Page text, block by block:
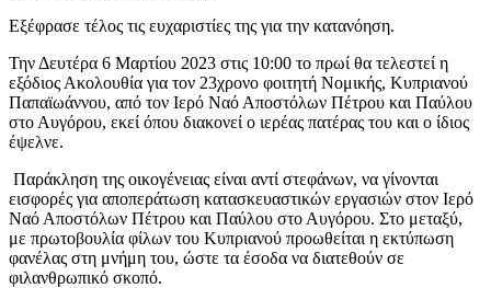
Εξέφρασε τέλος τις ευχαριστίες της για την κατανόηση.
Την Δευτέρα 6 Μαρτίου 2023 στις 10:00 το πρωί θα τελεστεί η
εξόδιος Ακολουθία για τον 23χρονο φοιτητή Νομικής, Κυπριανού
Παπαϊωάννου, από τον Ιερό Ναό Αποστόλων Πέτρου και Παύλου
στο Αυγόρου, εκεί όπου διακονεί ο ιερέας πατέρας του και ο ίδιος
έψελνε.
Παράκληση της οικογένειας είναι αντί στεφάνων, να γίνονται
εισφορές για αποπεράτωση κατασκευαστικών εργασιών στον Ιερό
Ναό Αποστόλων Πέτρου και Παύλου στο Αυγόρου. Στο μεταξύ,
με πρωτοβουλία φίλων του Κυπριανού προωθείται η εκτύπωση
φανέλας στη μνήμη του, ώστε τα έσοδα να διατεθούν σε
φιλανθρωπικό σκοπό.